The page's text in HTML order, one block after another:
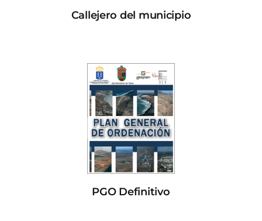
Callejero del municipio
PGO Definitivo